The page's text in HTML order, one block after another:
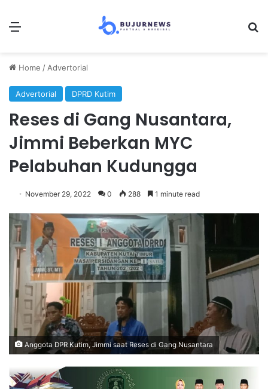
Home / Advertorial
Advertorial DPRD Kutim
Reses di Gang Nusantara,
Jimmi Beberkan MYC
Pelabuhan Kudungga
November 29, 2022 0 288 1 minute read
Anggota DPR Kutim, Jimmi saat Reses di Gang Nusantara